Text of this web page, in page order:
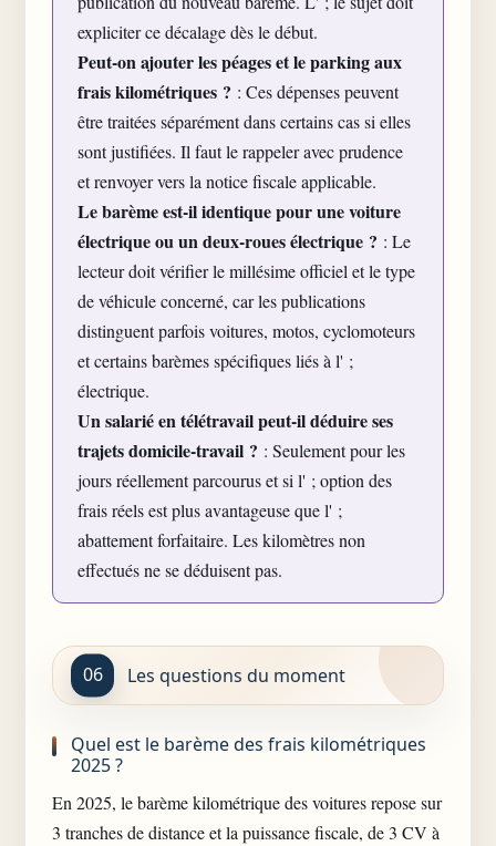
expliciter ce décalage dès le début.
Peut-on ajouter les péages et le parking aux
frais kilométriques ? : Ces dépenses peuvent
être traitées séparément dans certains cas si elles
sont justifiées. Il faut le rappeler avec prudence
et renvoyer vers la notice fiscale applicable.
Le barème est-il identique pour une voiture
électrique ou un deux-roues électrique ? : Le
lecteur doit vérifier le millésime officiel et le type
de véhicule concerné, car les publications
distinguent parfois voitures, motos, cyclomoteurs
et certains barèmes spécifiques liés à l' ;
électrique.
Un salarié en télétravail peut-il déduire ses
trajets domicile-travail ? : Seulement pour les
jours réellement parcourus et si l' ; option des
frais réels est plus avantageuse que l' ;
abattement forfaitaire. Les kilomètres non
effectués ne se déduisent pas.
Les questions du moment
Quel est le barème des frais kilométriques
2025 ?
En 2025, le barème kilométrique des voitures repose sur
3 tranches de distance et la puissance fiscale, de 3 CV à